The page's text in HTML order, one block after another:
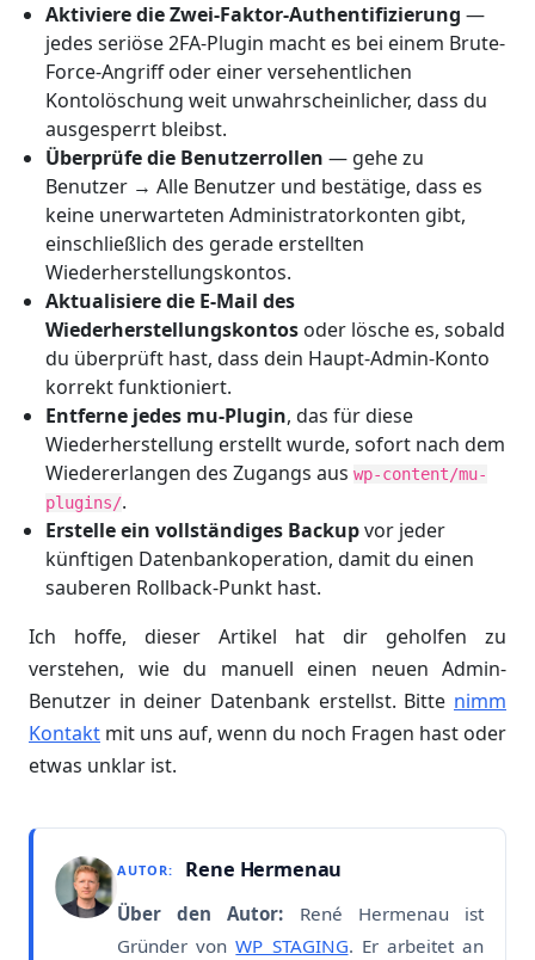
Aktiviere die Zwei-Faktor-Authentifizierung —
jedes seriöse 2FA-Plugin macht es bei einem Brute-
Force-Angriff oder einer versehentlichen
Kontolöschung weit unwahrscheinlicher, dass du
ausgesperrt bleibst.
Überprüfe die Benutzerrollen — gehe zu
Benutzer → Alle Benutzer und bestätige, dass es
keine unerwarteten Administratorkonten gibt,
einschließlich des gerade erstellten
Wiederherstellungskontos.
Aktualisiere die E-Mail des
Wiederherstellungskontos oder lösche es, sobald
du überprüft hast, dass dein Haupt-Admin-Konto
korrekt funktioniert.
Entferne jedes mu-Plugin, das für diese
Wiederherstellung erstellt wurde, sofort nach dem
Wiedererlangen des Zugangs auswp-content/mu-
plugins/.
Erstelle ein vollständiges Backupvor jeder
künftigen Datenbankoperation, damit du einen
sauberen Rollback-Punkt hast.
Ich hoffe, dieser Artikel hat dir geholfen zu
verstehen, wie du manuell einen neuen Admin-
Benutzer in deiner Datenbank erstellst. Bitte nimm
Kontakt mit uns auf, wenn du noch Fragen hast oder
etwas unklar ist.
AUTOR: Rene Hermenau
Über den Autor: René Hermenau ist
Gründer vonWP STAGING. Er arbeitet an